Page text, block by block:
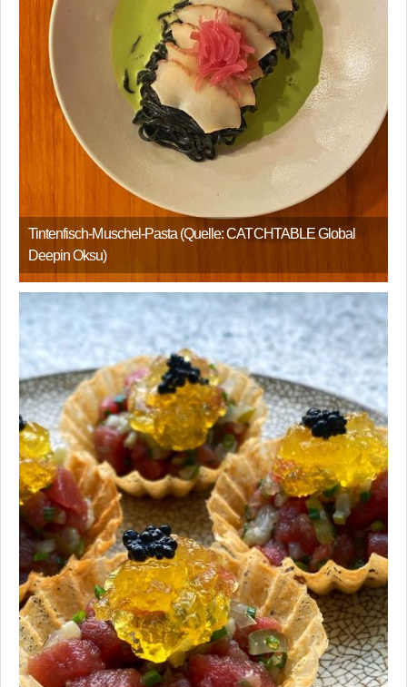
Tintenfisch-Muschel-Pasta (Quelle: CATCHTABLE Global
Deepin Oksu)